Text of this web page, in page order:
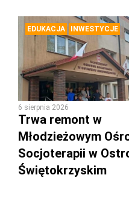
EDUKACJA INWESTYCJE
6 sierpnia 2026
Trwa remont w
Młodzieżowym
Socjoterapii w
Świętokrzyskim